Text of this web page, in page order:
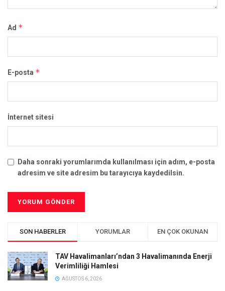
Ad *
E-posta *
İnternet sitesi
Daha sonraki yorumlarımda kullanılması için adım, e-posta
adresim ve site adresim bu tarayıcıya kaydedilsin.
SON HABERLER YORUMLAR EN ÇOK OKUNAN
TAV Havalimanları’ndan 3 Havalimanında Enerji
Verimliliği Hamlesi
AĞUSTOS 6, 2026